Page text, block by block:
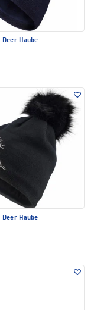
Deer Haube
Deer Haube